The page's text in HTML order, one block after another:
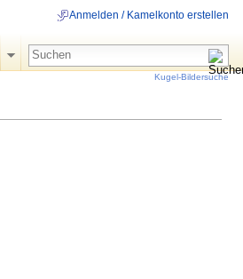
Anmelden / Kamelkonto erstellen
Kugel-Bildersuche